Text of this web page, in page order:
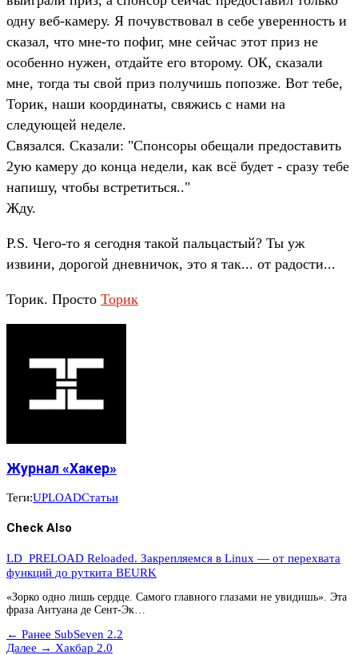
одну веб-камеру. Я почувствовал в себе уверенность и
сказал, что мне-то пофиг, мне сейчас этот приз не
особенно нужен, отдайте его второму. ОК, сказали
мне, тогда ты свой приз получишь попозже. Вот тебе,
Торик, наши координаты, свяжись с нами на
следующей неделе.
Связался. Сказали: "Спонсоры обещали предоставить
2ую камеру до конца недели, как всё будет - сразу тебе
напишу, чтобы встретиться.."
Жду.
P.S. Чего-то я сегодня такой пальцастый? Ты уж
извини, дорогой дневничок, это я так... от радости...
Торик. Просто Торик
Журнал «Хакер»
Теги:UPLOADСтатьи
Check Also
LD_PRELOAD Reloaded. Закрепляемся в Linux — от перехвата
функций до руткита BEURK
«Зорко одно лишь сердце. Самого главного глазами не увидишь». Эта
фраза Антуана де Сент-Эк…
← Ранее SubSeven 2.2
Далее → Хакбар 2.0